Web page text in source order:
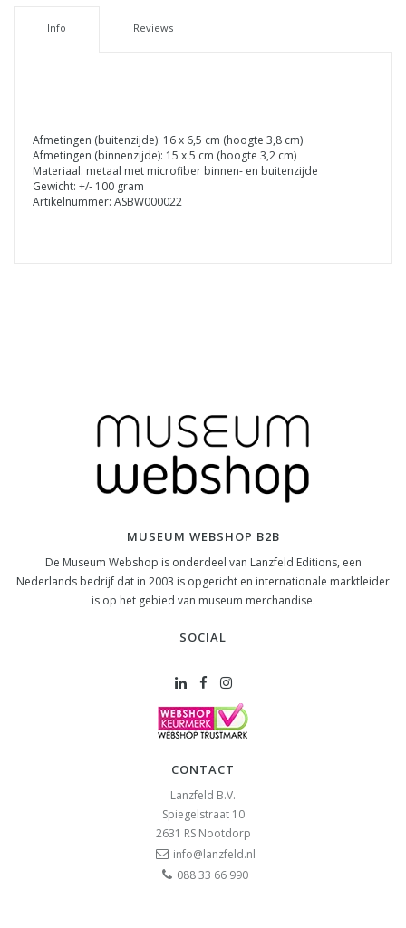
Info Reviews
Afmetingen (buitenzijde): 16 x 6,5 cm (hoogte 3,8 cm)
Afmetingen (binnenzijde): 15 x 5 cm (hoogte 3,2 cm)
Materiaal: metaal met microfiber binnen- en buitenzijde
Gewicht: +/- 100 gram
Artikelnummer: ASBW000022
MUSEUM WEBSHOP B2B
De Museum Webshop is onderdeel van Lanzfeld Editions, een
Nederlands bedrijf dat in 2003 is opgericht en internationale marktleider
is op het gebied van museum merchandise.
SOCIAL
CONTACT
Lanzfeld B.V.
Spiegelstraat 10
2631 RS Nootdorp
info@lanzfeld.nl
088 33 66 990